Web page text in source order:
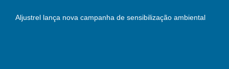
Aljustrel lança nova campanha de sensibilização ambiental